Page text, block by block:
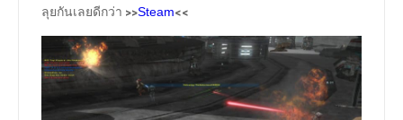
ลุยกันเลยดีกว่า >>Steam<<